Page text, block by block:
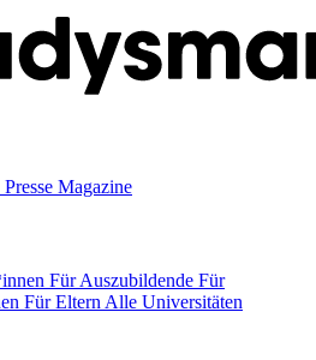
Presse Magazine
Für Auszubildende Für
Für Eltern Alle Universitäten